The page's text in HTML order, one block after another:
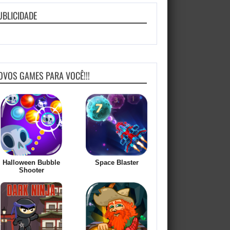
GAMES PARA VOCÊ!!!
Halloween Bubble
Shooter
Space Blaster